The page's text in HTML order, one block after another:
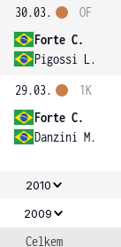
30.03.
Forte C.
Pigossi L.
OF
29.03.
Forte C.
Danzini M.
1K
2010
2009
Celkem